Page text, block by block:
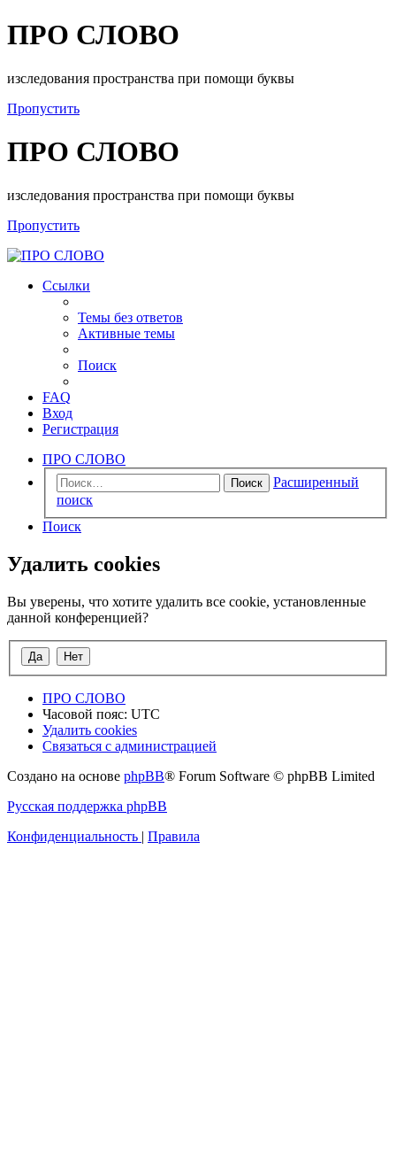
ПРО СЛОВО
изследования пространства при помощи буквы
Пропустить
ПРО СЛОВО
изследования пространства при помощи буквы
Пропустить
Ссылки
Темы без ответов
Активные темы
Поиск
FAQ
Вход
Регистрация
ПРО СЛОВО
Поиск
Расширенный
поиск
Поиск
Удалить cookies
Вы уверены, что хотите удалить все cookie, установленные
данной конференцией?
ПРО СЛОВО
Часовой пояс: UTC
Удалить cookies
Связаться с администрацией
Создано на основе phpBB® Forum Software © phpBB Limited
Русская поддержка phpBB
Конфиденциальность | Правила